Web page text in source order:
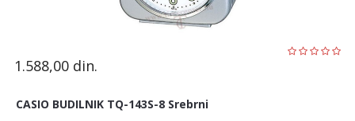
1.588,00 din.
CASIO BUDILNIK TQ-143S-8 Srebrni